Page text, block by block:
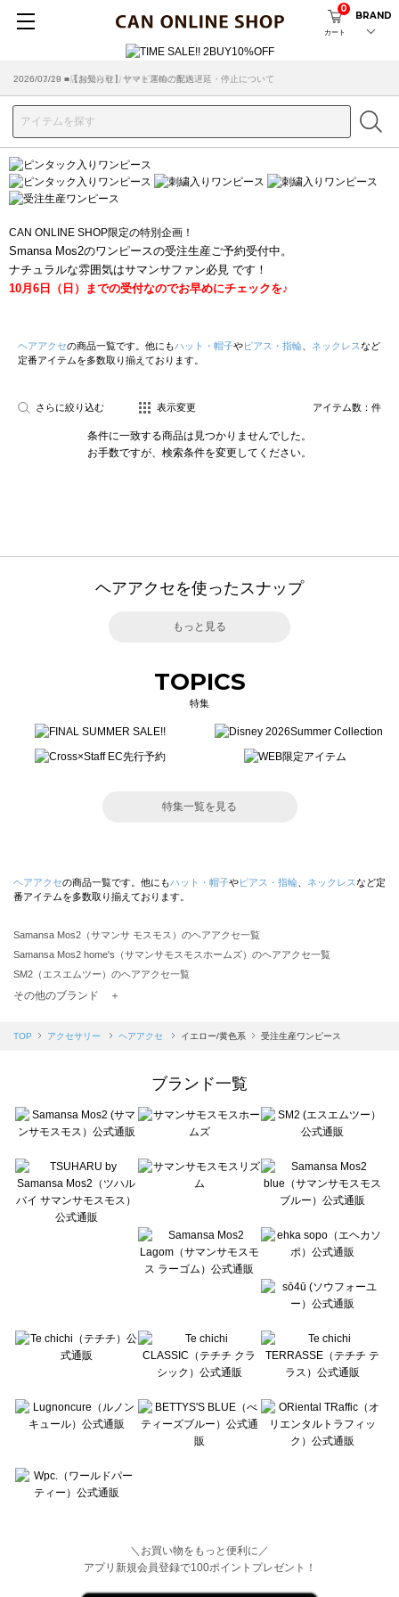
カート
0
BRAND
2026/07/29 ■【お知らせ】ヤマト運輸の配送遅延・停止について
2026/03/18 ■店舗受け取りサービスのご案内
CAN ONLINE SHOP限定の特別企画！
Smansa Mos2のワンピースの受注生産ご予約受付中。
ナチュラルな雰囲気はサマンサファン必見 です！
10月6日（日）までの受付なのでお早めにチェックを♪
ヘアアクセの商品一覧です。他にもハット・帽子やピアス・指輪 ネックレスなど
定番アイテムを多数取り揃えております。
さらに絞り込む 表示変更 アイテム数： 件
条件に一致する商品は見つかりませんでした。
お手数ですが、検索条件を変更してください。
ヘアアクセを使ったスナップ
もっと見る
TOPICS
特集
特集一覧を見る
ヘアアクセの商品一覧です。他にもハット・帽子やピアス・指輪 ネックレスなど定
番アイテムを多数取り揃えております。
Samansa Mos2（サマンサ モスモス）のヘアアクセ一覧
Samansa Mos2 home's（サマンサモスモスホームズ）のヘアアクセ一覧
SM2（エスエムツー）のヘアアクセ一覧
TSUHARU by Samansa Mos2（ツハルバイサマンサモスモス）のヘアアクセ一覧
Samansa Mos2 blue（サマンサモスモス ブルー）のヘアアクセ一覧
sō4ū（ソウフォーユー）のヘアアクセ一覧
Te chichi（テチチ）のヘアアクセ一覧
Te chichi CLASSIC（テチチ クラシック）のヘアアクセ一覧
Lugnoncure（ルノンキュール）のヘアアクセ一覧
BETTY'S BLUE（べティーズブルー）のヘアアクセ一覧
Wpc.（ワールドパーティー）のヘアアクセ一覧
その他のブランド ＋
TOP アクセサリー ヘアアクセ イエロー/黄色系 受注生産ワンピース
ブランド一覧
＼お買い物をもっと便利に／
アプリ新規会員登録で100ポイントプレゼント！